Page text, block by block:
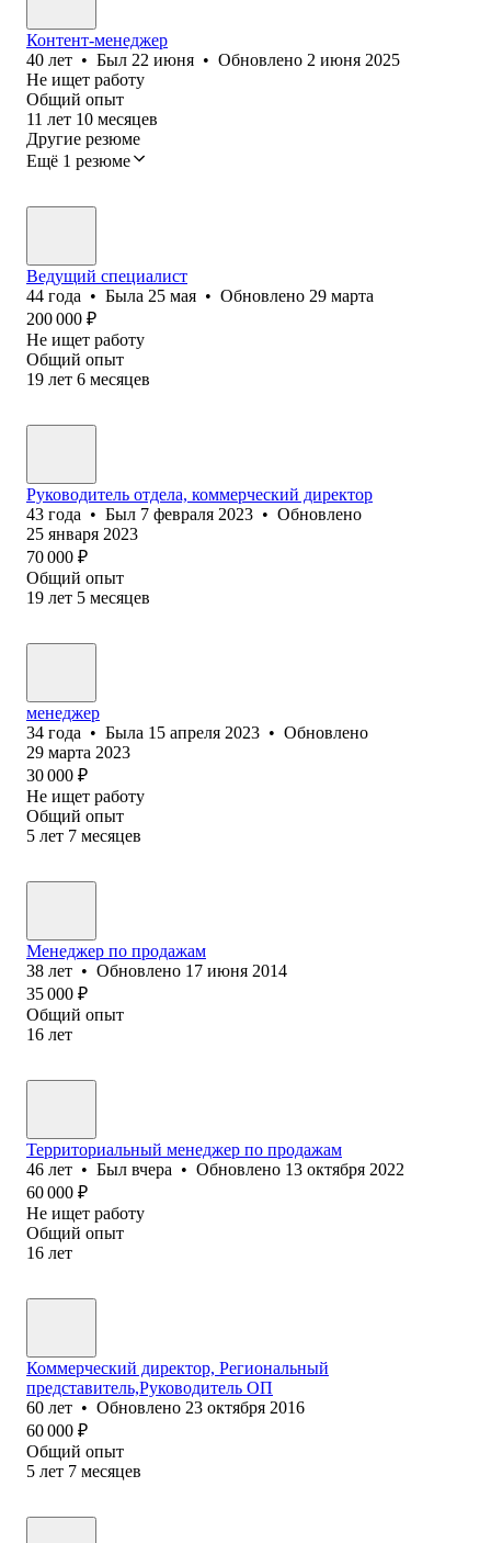
Контент-менеджер
40 лет • Был 22 июня • Обновлено 2 июня 2025
Не ищет работу
Общий опыт
11 лет 10 месяцев
Другие резюме
Ещё 1 резюме
Ведущий специалист
44 года • Была 25 мая • Обновлено 29 марта
200 000 ₽
Не ищет работу
Общий опыт
19 лет 6 месяцев
Руководитель отдела, коммерческий директор
43 года • Был 7 февраля 2023 • Обновлено
25 января 2023
70 000 ₽
Общий опыт
19 лет 5 месяцев
менеджер
34 года • Была 15 апреля 2023 • Обновлено
29 марта 2023
30 000 ₽
Не ищет работу
Общий опыт
5 лет 7 месяцев
Менеджер по продажам
38 лет • Обновлено 17 июня 2014
35 000 ₽
Общий опыт
16 лет
Территориальный менеджер по продажам
46 лет • Был вчера • Обновлено 13 октября 2022
60 000 ₽
Не ищет работу
Общий опыт
16 лет
Коммерческий директор, Региональный
представитель,Руководитель ОП
60 лет • Обновлено 23 октября 2016
60 000 ₽
Общий опыт
5 лет 7 месяцев